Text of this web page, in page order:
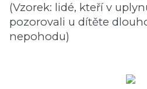
(Vzorek: lidé, kteří v
pozorovali u dítěte
nepohodu)